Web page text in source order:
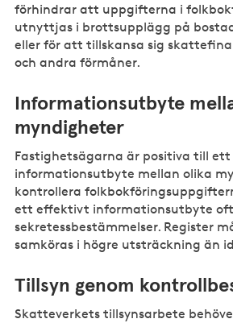
förhindrar att uppgifterna i
utnyttjas i brottsupplägg på
eller för att tillskansa sig
och andra förmåner.
myndigheter
Fastighetsägarna är positiva till
informationsutbyte mellan olika
kontrollera
ett effektivt informationsutbyte
sekretessbestämmelser. Register
samköras i högre utsträckning än
Tillsyn genom
Skatteverkets tillsynsarbete